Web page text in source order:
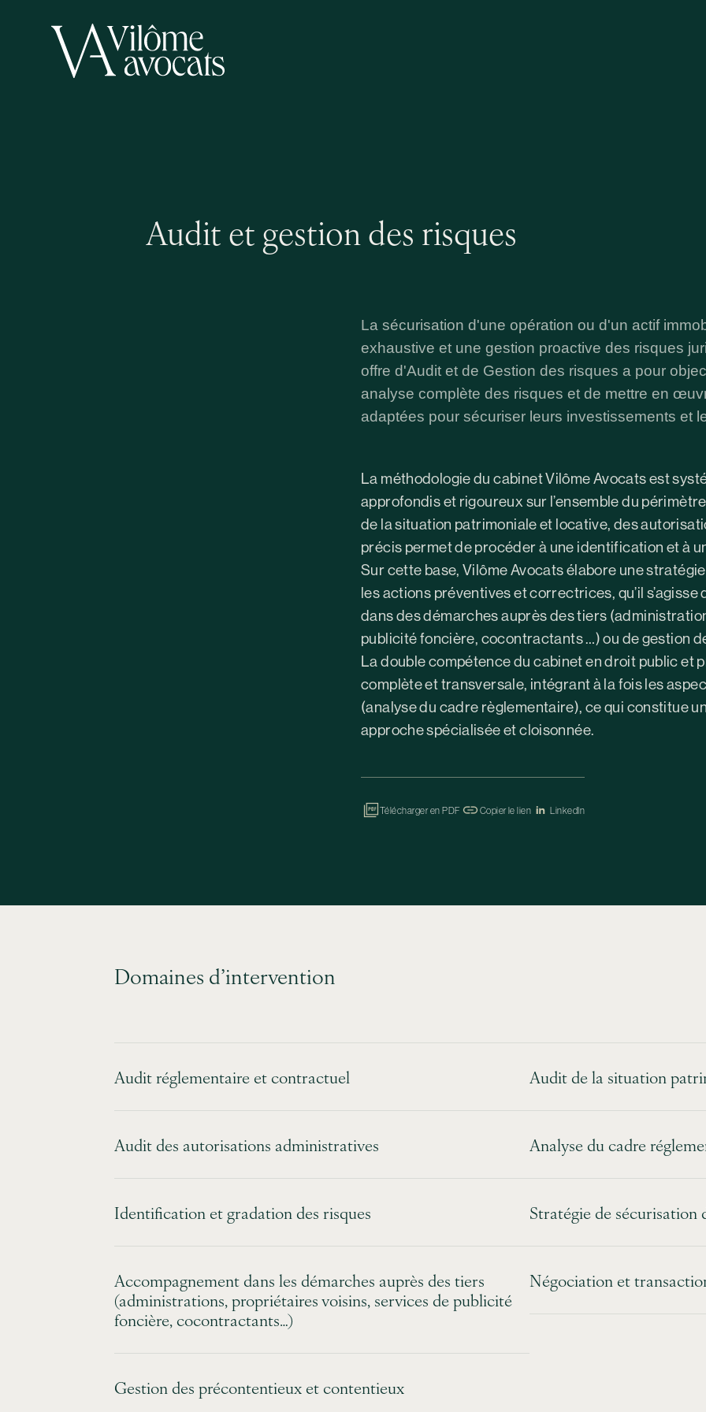
Audit et gestion des risques
La sécurisation d'une opération ou d'un actif
exhaustive et une gestion proactive des risques
offre d'Audit et de Gestion des risques a pour
analyse complète des risques et de mettre en
adaptées pour sécuriser leurs investissements et
La méthodologie du cabinet Vilôme Avocats est
approfondis et rigoureux sur l’ensemble du
de la situation patrimoniale et locative, des
précis permet de procéder à une identification et à
Sur cette base, Vilôme Avocats élabore une
les actions préventives et correctrices, qu’il
dans des démarches auprès des tiers
publicité foncière, cocontractants …) ou de gestion
La double compétence du cabinet en droit public et
complète et transversale, intégrant à la fois les
(analyse du cadre règlementaire), ce qui constitue
approche spécialisée et cloisonnée.
Télécharger en PDF Copier le lien LinkedIn
Domaines d’intervention
Audit réglementaire et contractuel
Audit des autorisations administratives
Identification et gradation des risques
Accompagnement dans les démarches auprès des tiers
(administrations, propriétaires voisins, services de publicité
foncière, cocontractants…)
Gestion des précontentieux et contentieux
Audit de la situation
Analyse du cadre
Stratégie de sécurisation
Négociation et